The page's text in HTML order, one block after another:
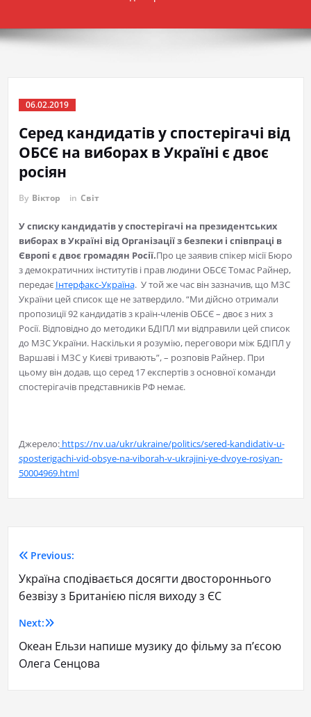
06.02.2019
Серед кандидатів у спостерігачі від
ОБСЄ на виборах в Україні є двоє
росіян
By Віктор in Світ
У списку кандидатів у спостерігачі на президентських
виборах в Україні від Організації з безпеки і співпраці в
Європі є двоє громадян Росії.Про це заявив спікер місії Бюро
з демократичних інститутів і прав людини ОБСЄ Томас Райнер,
передає Інтерфакс-Україна. У той же час він зазначив, що МЗС
України цей список ще не затвердило. “Ми дійсно отримали
пропозиції 92 кандидатів з країн-членів ОБСЄ – двоє з них з
Росії. Відповідно до методики БДІПЛ ми відправили цей список
до МЗС України. Наскільки я розумію, переговори між БДІПЛ у
Варшаві і МЗС у Києві тривають”, – розповів Райнер. При
цьому він додав, що серед 17 експертів з основної команди
спостерігачів представників РФ немає.
Джерело:https://nv.ua/ukr/ukraine/politics/sered-kandidativ-u-
sposterigachi-vid-obsye-na-viborah-v-ukrajini-ye-dvoye-rosiyan-
50004969.html
Previous:
Україна сподівається досягти двостороннього
безвізу з Британією після виходу з ЄС
Next:
Океан Ельзи напише музику до фільму за п’єсою
Олега Сенцова